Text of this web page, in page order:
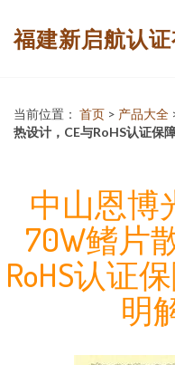
福建新启航认
当前位置： 首页 > 产品大全
热设计，CE与RoHS认证保
中山恩博
70W鳍片
RoHS认证
明